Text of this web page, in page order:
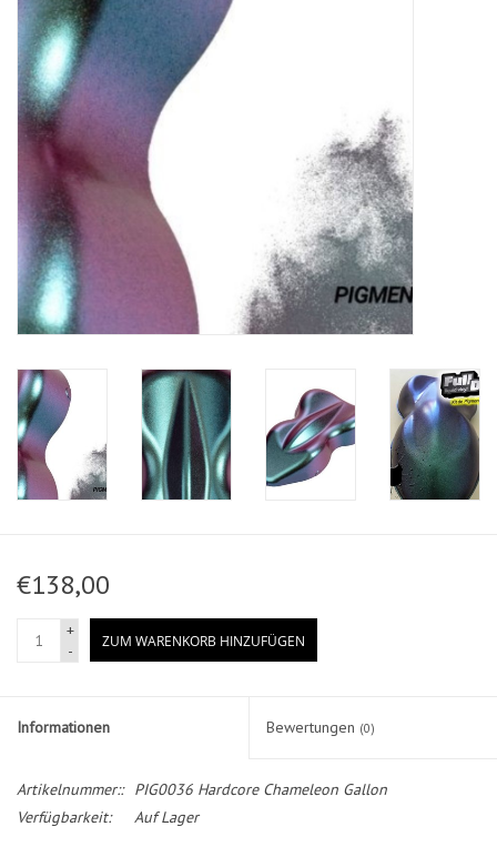
€138,00
+
-
ZUM WARENKORB HINZUFÜGEN
Informationen Bewertungen (0)
Artikelnummer::
PIG0036 Hardcore Chameleon Gallon
Verfügbarkeit:
Auf Lager